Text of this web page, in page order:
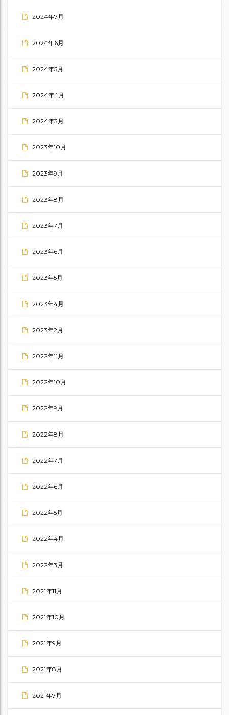
2024年7月
2024年6月
2024年5月
2024年4月
2024年3月
2023年10月
2023年9月
2023年8月
2023年7月
2023年6月
2023年5月
2023年4月
2023年2月
2022年11月
2022年10月
2022年9月
2022年8月
2022年7月
2022年6月
2022年5月
2022年4月
2022年3月
2021年11月
2021年10月
2021年9月
2021年8月
2021年7月